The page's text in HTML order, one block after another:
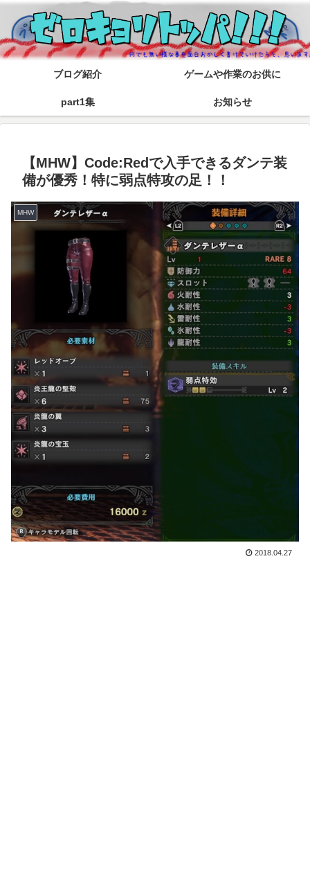
ブログ紹介 ゲームや作業のお供に
part1集 お知らせ
【MHW】Code:Redで入手できるダンテ装
備が優秀！特に弱点特攻の足！！
MHW
2018.04.27